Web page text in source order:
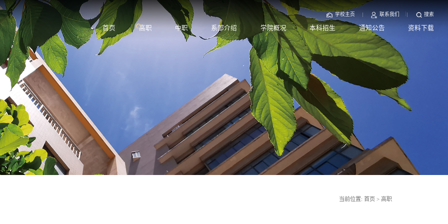
学校主页 联系我们 搜索
首页 高职 中职 系部介绍 学院概况 本科招生 通知公告 资料下载
当前位置: 首页 > 高职